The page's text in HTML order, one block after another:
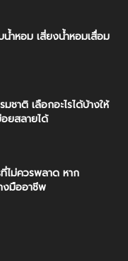
น้ำหอม เสี่ยงน้ำหอมเสื่อม
ชาติ เลือกอะไรได้บ้างให้
ยสลายได้
ไม่ควรพลาด หาก
งมืออาชีพ